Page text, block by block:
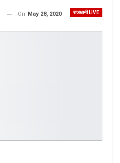
राजधानी LIVE
On May 28, 2020